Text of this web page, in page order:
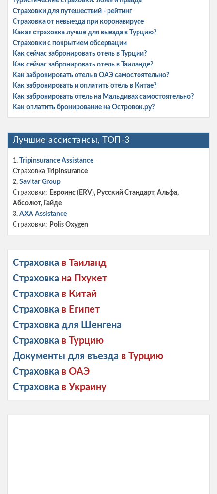
Страховки для путешествий - рейтинг
Страховка от невыезда при коронавирусе
Какая страховка лучше для выезда в Турцию?
Страховки с покрытием обсервации
Как сейчас забронировать отель в Турции?
Как сейчас забронировать отель в Таиланде?
Как забронировать отель в ОАЭ самостоятельно?
Как забронировать и оплатить отель в Китае?
Как забронировать отель на Мальдивах самостоятельно?
Как оплатить бронирование на Островок.ру?
Лучшие ассистансы, ТОП-3
1.
Tripinsurance Assistance
Страховка
Tripinsurance
2. Savitar Group
Страховки: Евроинс (ERV), Русский Стандарт, Альфа,
Абсолют, Гайде
3. AXA Assistance
Страховки: Polis Oxygen
Страховка в Таиланд
Страховка на Пхукет
Страховка в Китай
Страховка в Египет
Страховка для Шенгена
Страховка в Турцию
Документы для въезда в Турцию
Страховка в ОАЭ
Страховка в Украину